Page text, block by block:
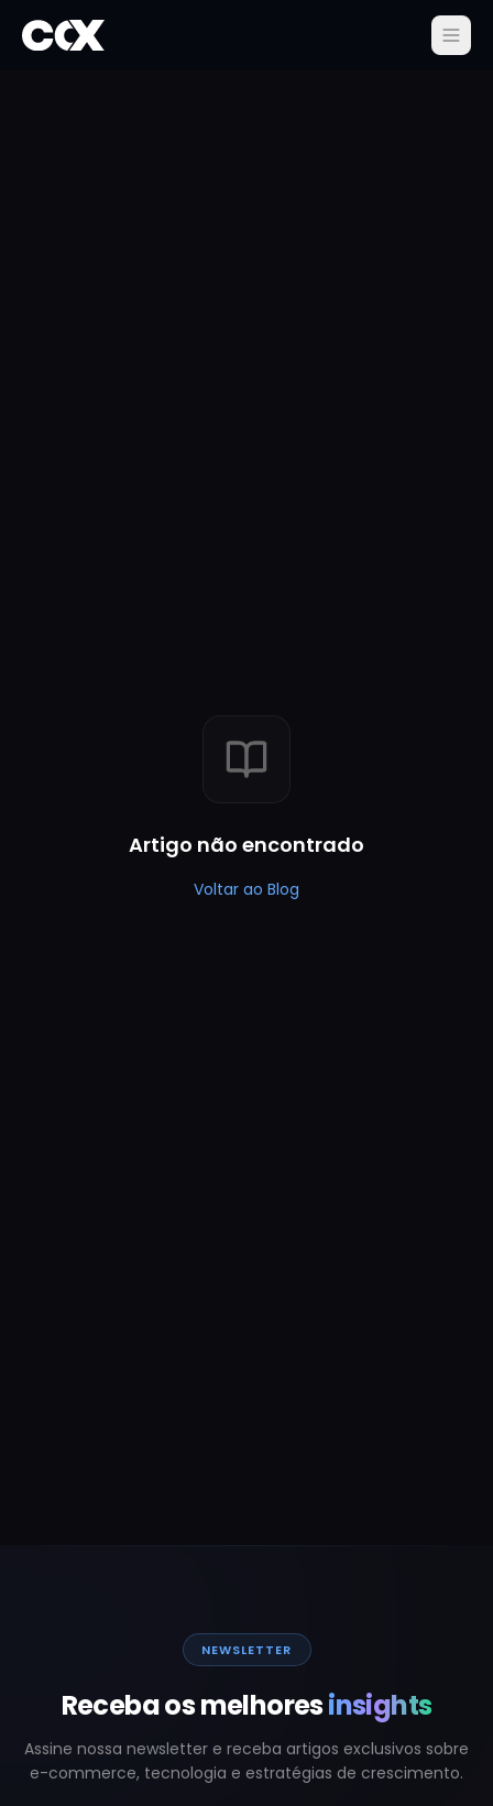
Artigo não encontrado
Voltar ao Blog
NEWSLETTER
Receba os melhoresinsights
Assine nossa newsletter e receba artigos exclusivos sobre
e-commerce, tecnologia e estratégias de crescimento.